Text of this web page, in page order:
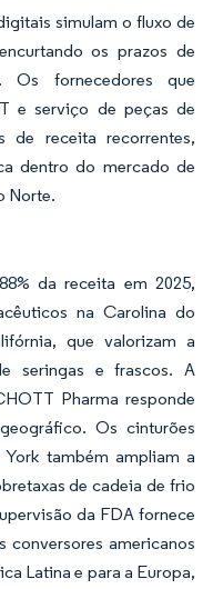
simulam o fluxo de
os prazos de
Os fornecedores que
e serviço de peças de
de receita recorrentes,
dentro do mercado de
Norte.
da receita em 2025,
na Carolina do
que valorizam a
seringas e frascos. A
Pharma responde
Os cinturões
também ampliam a
de cadeia de frio
da FDA fornece
americanos
Latina e para a Europa,